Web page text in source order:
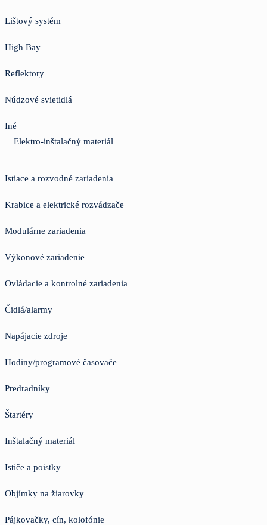
Lištový systém
High Bay
Reflektory
Núdzové svietidlá
Iné
Elektro-inštalačný materiál
Istiace a rozvodné zariadenia
Krabice a elektrické rozvádzače
Modulárne zariadenia
Výkonové zariadenie
Ovládacie a kontrolné zariadenia
Čidlá/alarmy
Napájacie zdroje
Hodiny/programové časovače
Predradníky
Štartéry
Inštalačný materiál
Ističe a poistky
Objímky na žiarovky
Pájkovačky, cín, kolofónie